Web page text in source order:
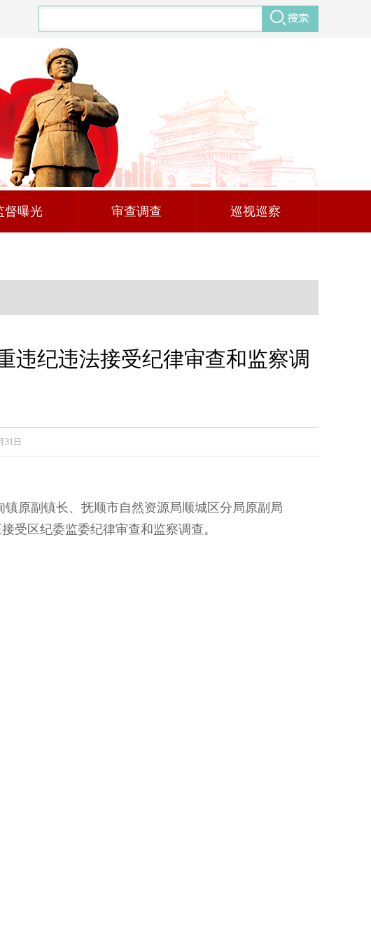
督曝光 审查调查 巡视巡察
违纪违法接受纪律审查和监察调
31日
原副镇长、抚顺市自然资源局顺城区分局原副局
受区纪委监委纪律审查和监察调查。